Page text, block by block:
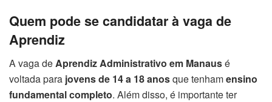
Quem pode se candidatar à vaga de
Aprendiz
A vaga deAprendiz Administrativo em Manausé
voltada para jovens de 14 a 18 anosque tenhamensino
fundamental completo. Além disso, é importante ter